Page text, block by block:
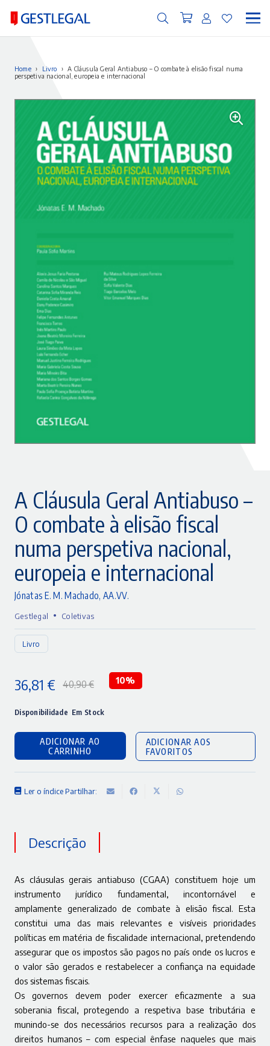
Home › Livro › A Cláusula Geral Antiabuso – O combate à elisão fiscal numa
perspetiva nacional, europeia e internacional
A Cláusula Geral Antiabuso –
O combate à elisão fiscal
numa perspetiva nacional,
europeia e internacional
Jónatas E. M. Machado, AA.VV.
Gestlegal • Coletivas
Livro
40,90€
preço
original
era:
40,90 €.
36,81 €
preço
atual
é:
36,81 €.
10%
Disponibilidade Em Stock
ADICIONAR AO
CARRINHO
ADICIONAR AOS
FAVORITOS
Ler o índice Partilhar:
Descrição
As cláusulas gerais antiabuso (CGAA) constituem hoje um
instrumento jurídico fundamental, incontornável e
amplamente generalizado de combate à elisão fiscal. Esta
constitui uma das mais relevantes e visíveis prioridades
políticas em matéria de fiscalidade internacional, pretendendo
assegurar que os impostos são pagos no país onde os lucros e
o valor são gerados e restabelecer a confiança na equidade
dos sistemas fiscais.
Os governos devem poder exercer eficazmente a sua
soberania fiscal, protegendo a respetiva base tributária e
munindo-se dos necessários recursos para a realização dos
direitos humanos – com especial ênfase naqueles que mais